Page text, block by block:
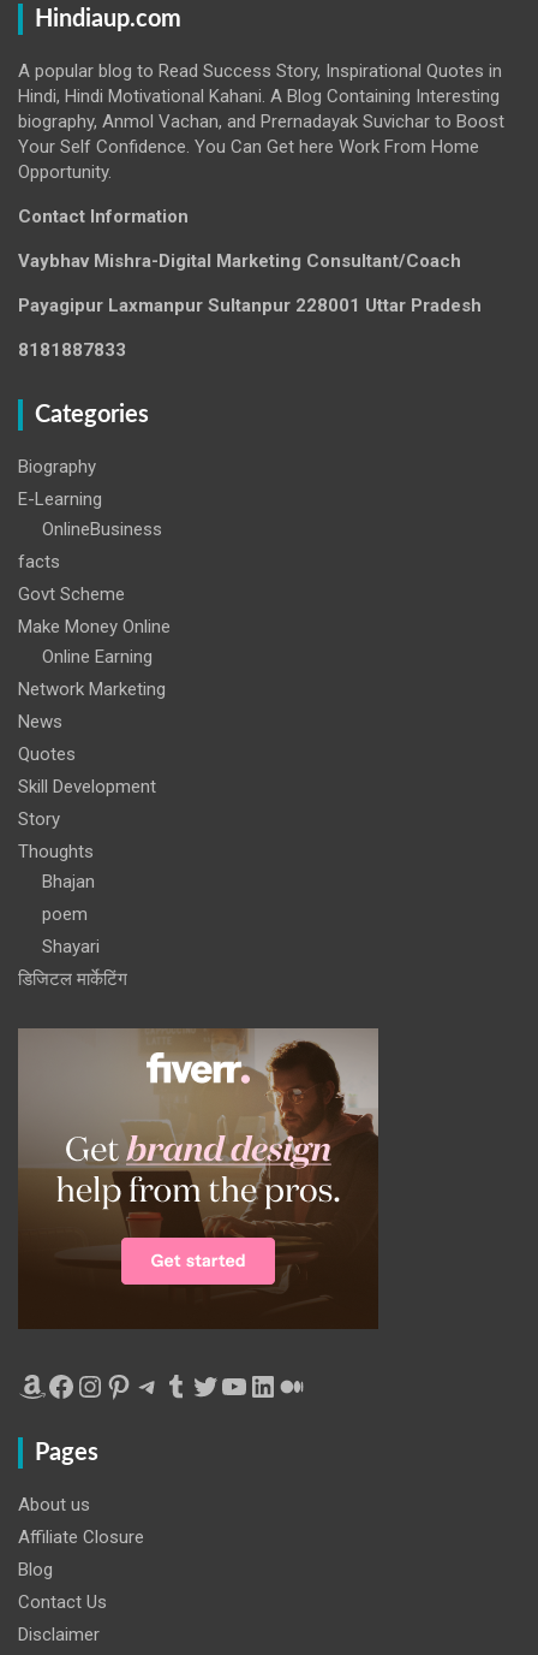
Hindiaup.com
A popular blog to Read Success Story, Inspirational Quotes in
Hindi, Hindi Motivational Kahani. A Blog Containing Interesting
biography, Anmol Vachan, and Prernadayak Suvichar to Boost
Your Self Confidence. You Can Get here Work From Home
Opportunity.
Contact Information
Vaybhav Mishra-Digital Marketing Consultant/Coach
Payagipur Laxmanpur Sultanpur 228001 Uttar Pradesh
8181887833
Categories
Biography
E-Learning
OnlineBusiness
facts
Govt Scheme
Make Money Online
Online Earning
Network Marketing
News
Quotes
Skill Development
Story
Thoughts
Bhajan
poem
Shayari
डिजिटल मार्केटिंग
Amazon
Facebook
Instagram
Pinterest
Telegram
Tumblr
Twitter
YouTube
LinkedIn
Medium
Pages
About us
Affiliate Closure
Blog
Contact Us
Disclaimer